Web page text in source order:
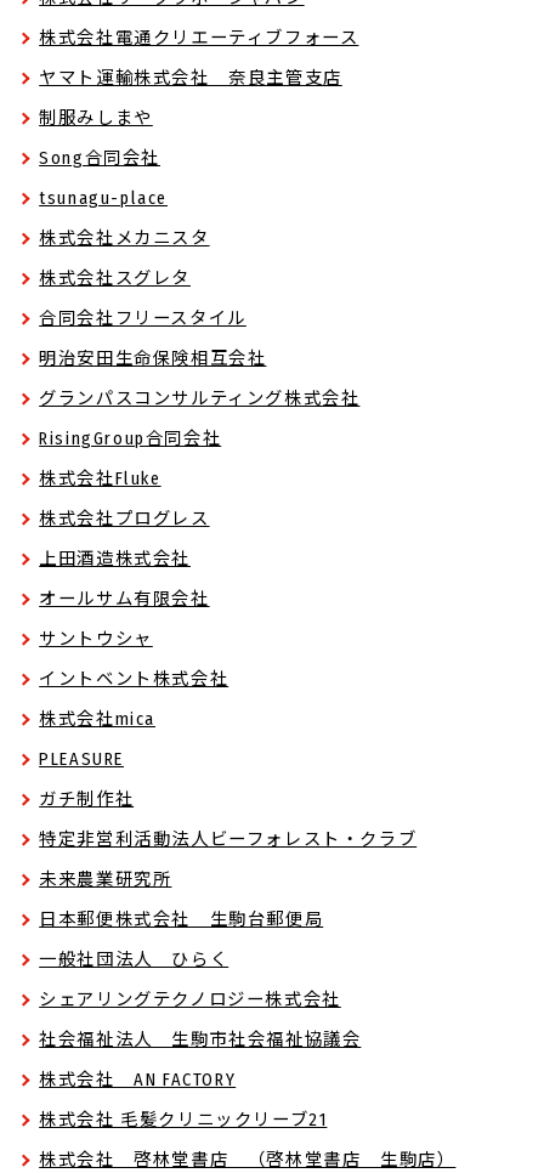
株式会社電通クリエーティブフォース
ヤマト運輸株式会社 奈良主管支店
制服みしまや
Song合同会社
tsunagu-place
株式会社メカニスタ
株式会社スグレタ
合同会社フリースタイル
明治安田生命保険相互会社
グランパスコンサルティング株式会社
RisingGroup合同会社
株式会社Fluke
株式会社プログレス
上田酒造株式会社
オールサム有限会社
サントウシャ
イントベント株式会社
株式会社mica
PLEASURE
ガチ制作社
特定非営利活動法人ビーフォレスト・クラブ
未来農業研究所
日本郵便株式会社 生駒台郵便局
一般社団法人 ひらく
シェアリングテクノロジー株式会社
社会福祉法人 生駒市社会福祉協議会
株式会社 AN FACTORY
株式会社 毛髪クリニックリーブ21
株式会社 啓林堂書店 （啓林堂書店 生駒店）